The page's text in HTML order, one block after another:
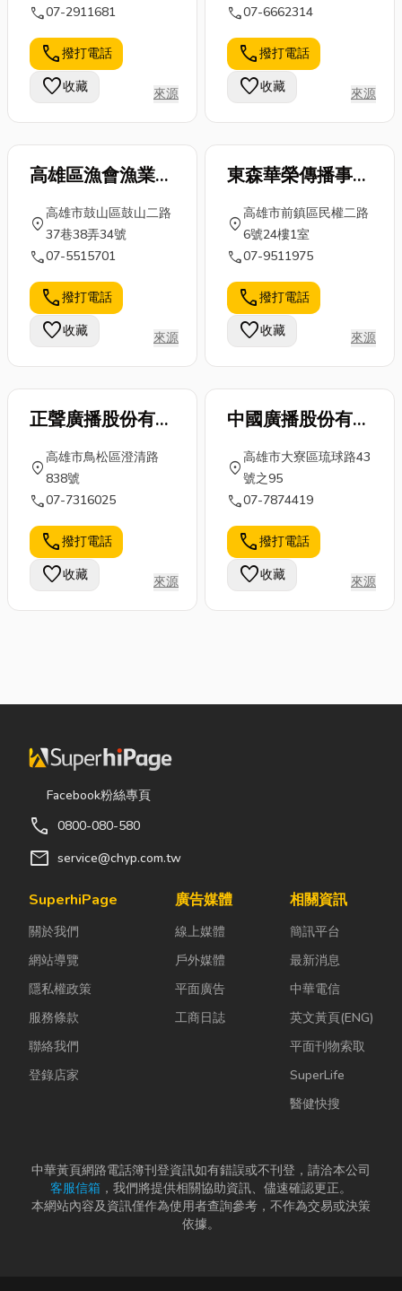
call07-2911681
call撥打電話
favorite收藏 來源
call07-6662314
call撥打電話
favorite收藏 來源
高雄區漁會漁業專
用無線電台工務室
location_on
高雄市鼓山區鼓山二路
37巷38弄34號
call07-5515701
call撥打電話
favorite收藏 來源
東森華榮傳播事業
股份有限公司公司
location_on
高雄市前鎮區民權二路
6號24樓1室
call07-9511975
call撥打電話
favorite收藏 來源
正聲廣播股份有限
公司
location_on
高雄市鳥松區澄清路
838號
call07-7316025
call撥打電話
favorite收藏 來源
中國廣播股份有限
公司
location_on
高雄市大寮區琉球路43
號之95
call07-7874419
call撥打電話
favorite收藏 來源
Facebook粉絲專頁
call 0800-080-580
mail service@chyp.com.tw
SuperhiPage
關於我們
網站導覽
隱私權政策
服務條款
聯絡我們
登錄店家
廣告媒體
線上媒體
戶外媒體
平面廣告
工商日誌
相關資訊
簡訊平台
最新消息
中華電信
英文黃頁(ENG)
平面刊物索取
SuperLife
醫健快搜
中華黃頁網路電話簿刊登資訊如有錯誤或不刊登，請洽本公司
客服信箱 ，我們將提供相關協助資訊、儘速確認更正。
本網站內容及資訊僅作為使用者查詢參考，不作為交易或決策
依據。